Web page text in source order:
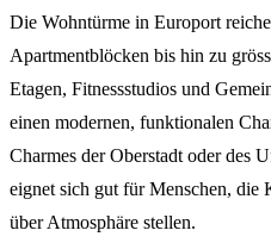
Die Wohntürme in Europort
Apartmentblöcken bis hin zu
Etagen, Fitnessstudios und
einen modernen, funktionalen
Charmes der Oberstadt oder des
eignet sich gut für Menschen, die
über Atmosphäre stellen.